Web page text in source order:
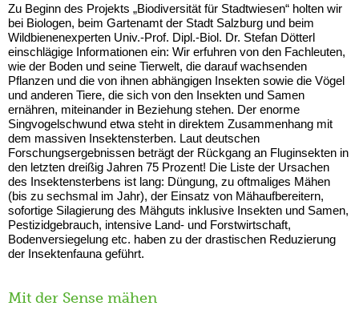
Zu Beginn des Projekts „Biodiversität für Stadtwiesen“ holten wir
bei Biologen, beim Gartenamt der Stadt Salzburg und beim
Wildbienenexperten Univ.-Prof. Dipl.-Biol. Dr. Stefan Dötterl
einschlägige Informationen ein: Wir erfuhren von den Fachleuten,
wie der Boden und seine Tierwelt, die darauf wachsenden
Pflanzen und die von ihnen abhängigen Insekten sowie die Vögel
und anderen Tiere, die sich von den Insekten und Samen
ernähren, miteinander in Beziehung stehen. Der enorme
Singvogelschwund etwa steht in direktem Zusammenhang mit
dem massiven Insektensterben. Laut deutschen
Forschungsergebnissen beträgt der Rückgang an Fluginsekten in
den letzten dreißig Jahren 75 Prozent! Die Liste der Ursachen
des Insektensterbens ist lang: Düngung, zu oftmaliges Mähen
(bis zu sechsmal im Jahr), der Einsatz von Mähaufbereitern,
sofortige Silagierung des Mähguts inklusive Insekten und Samen,
Pestizidgebrauch, intensive Land- und Forstwirtschaft,
Bodenversiegelung etc. haben zu der drastischen Reduzierung
der Insektenfauna geführt.
Mit der Sense mähen